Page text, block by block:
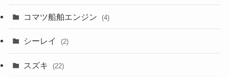
コマツ船舶エンジン (4)
シーレイ (2)
スズキ (22)